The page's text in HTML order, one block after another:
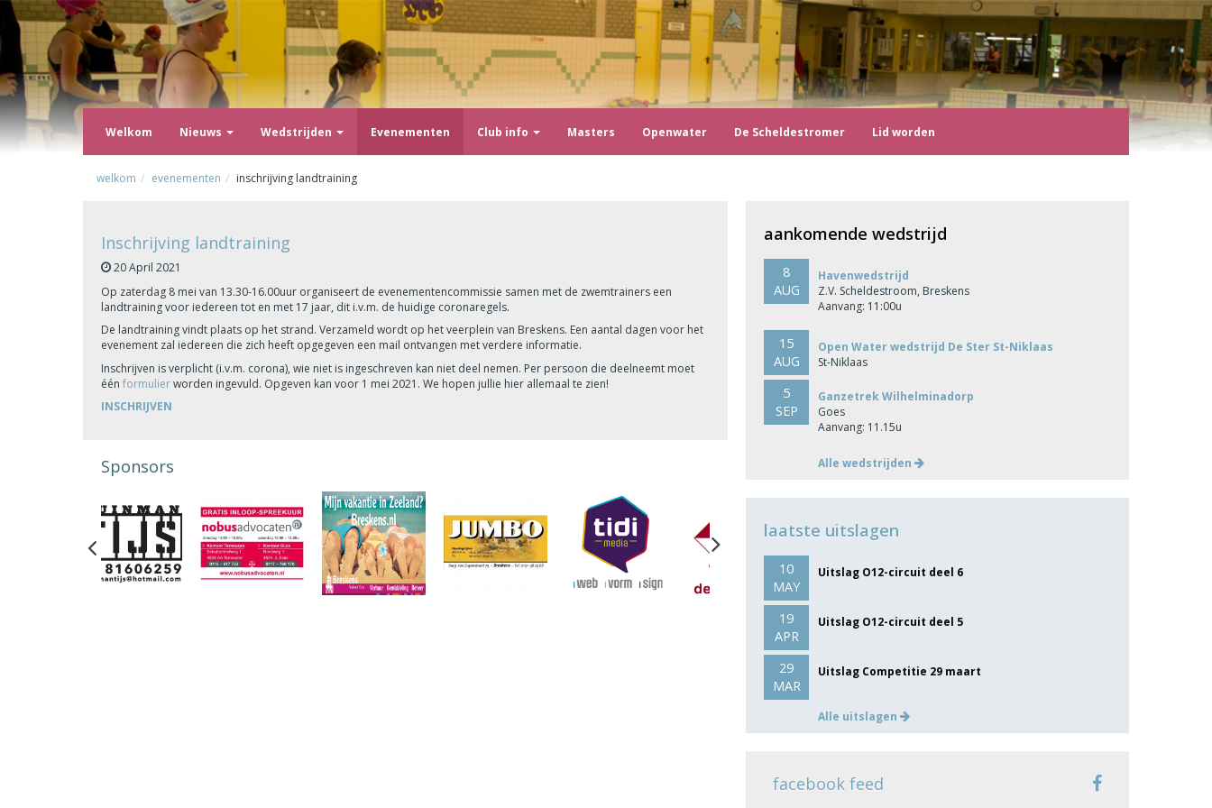
Welkom Nieuws Wedstrijden Evenementen Club info Masters Openwater De Scheldestromer Lid worden
welkom evenementen inschrijving landtraining
Inschrijving landtraining
20 April 2021
Op zaterdag 8 mei van 13.30-16.00uur organiseert de evenementencommissie samen met de zwemtrainers een
landtraining voor iedereen tot en met 17 jaar, dit i.v.m. de huidige coronaregels.
De landtraining vindt plaats op het strand. Verzameld wordt op het veerplein van Breskens. Een aantal dagen voor het
evenement zal iedereen die zich heeft opgegeven een mail ontvangen met verdere informatie.
Inschrijven is verplicht (i.v.m. corona), wie niet is ingeschreven kan niet deel nemen. Per persoon die deelneemt moet
één formulierworden ingevuld. Opgeven kan voor 1 mei 2021. We hopen jullie hier allemaal te zien!
INSCHRIJVEN
Sponsors
Previous Next
aankomende wedstrijd
8
AUG
Havenwedstrijd
Z.V. Scheldestroom, Breskens
Aanvang: 11:00u
15
AUG
Open Water wedstrijd De Ster St-Niklaas
St-Niklaas
5
SEP
Ganzetrek Wilhelminadorp
Goes
Aanvang: 11.15u
Alle wedstrijden
laatste uitslagen
10
MAY
Uitslag O12-circuit deel 6
19
APR
Uitslag O12-circuit deel 5
29
MAR
Uitslag Competitie 29 maart
Alle uitslagen
facebook feed